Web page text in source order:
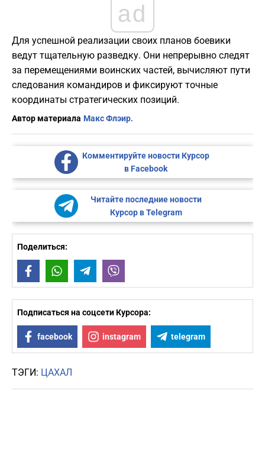
ad
Для успешной реализации своих планов боевики
ведут тщательную разведку. Они непрерывно следят
за перемещениями воинских частей, вычисляют пути
следования командиров и фиксируют точные
координаты стратегических позиций.
Автор материала Макс Флэир.
Комментируйте новости Курсор
в Facebook
Читайте последние новости
Курсор в Telegram
Поделиться:
FacebookWhatsAppTelegram
Подписаться на соцсети Курсора:
facebook instagram telegram
ТЭГИ: ЦАХАЛ